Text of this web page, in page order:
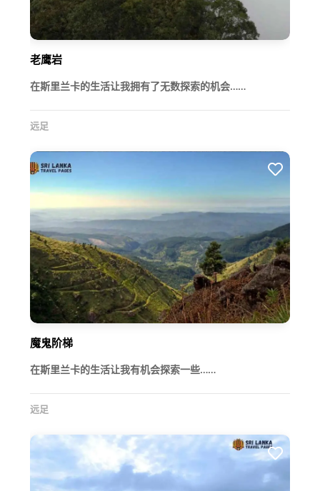
老鹰岩
在斯里兰卡的生活让我拥有了无数探索的机会……
远足
魔鬼阶梯
在斯里兰卡的生活让我有机会探索一些……
远足